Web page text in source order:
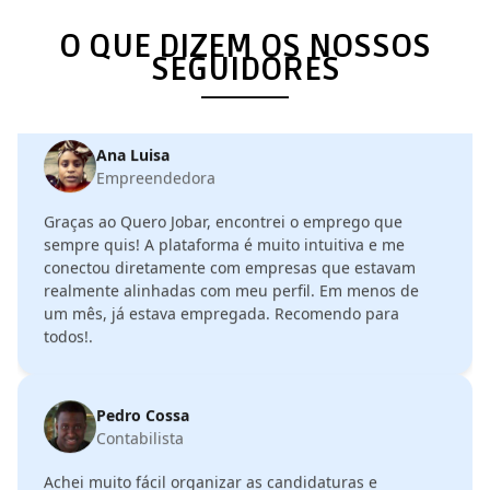
O QUE DIZEM OS NOSSOS
SEGUIDORES
estava contratada.
Graças ao Quero Jobar, encontrei o emprego que
conectou diretamente com empresas que estavam
realmente alinhadas com meu perfil. Em menos de
um mês, já estava empregada. Recomendo para
todos!.
Achei muito fácil organizar as candidaturas e
acompanhar o status dos processos. Estou muito